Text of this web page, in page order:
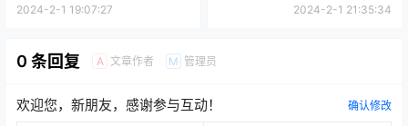
2024-2-1 19:07:27 2024-2-1 21:35:34
0 条回复 A 文章作者 M 管理员
欢迎您，新朋友，感谢参与互动！ 确认修改